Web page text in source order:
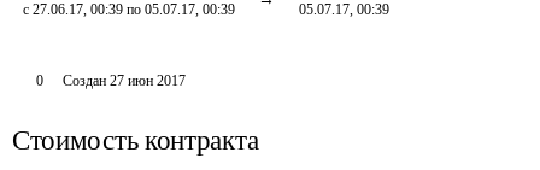
с 27.06.17, 00:39 по 05.07.17, 00:39
05.07.17, 00:39
0 Создан 27 июн 2017
Стоимость контракта